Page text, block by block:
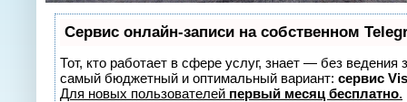
Сервис онлайн-записи на собственном
Тот, кто работает в сфере услуг, знает — без
самый бюджетный и оптимальный вариант: сервис
Для новых пользователей первый месяц бесплатно.